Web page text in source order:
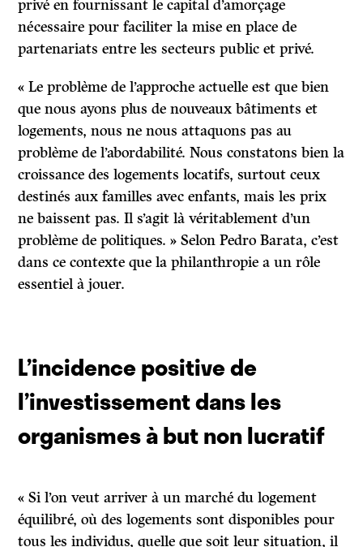
privé en fournissant le capital d’amorçage
nécessaire pour faciliter la mise en place de
partenariats entre les secteurs public et privé.
« Le problème de l’approche actuelle est que bien
que nous ayons plus de nouveaux bâtiments et
logements, nous ne nous attaquons pas au
problème de l’abordabilité. Nous constatons bien la
croissance des logements locatifs, surtout ceux
destinés aux familles avec enfants, mais les prix
ne baissent pas. Il s’agit là véritablement d’un
problème de politiques. » Selon Pedro Barata, c’est
dans ce contexte que la philanthropie a un rôle
essentiel à jouer.
L’incidence positive de
l’investissement dans les
organismes à but non lucratif
« Si l’on veut arriver à un marché du logement
équilibré, où des logements sont disponibles pour
tous les individus, quelle que soit leur situation, il